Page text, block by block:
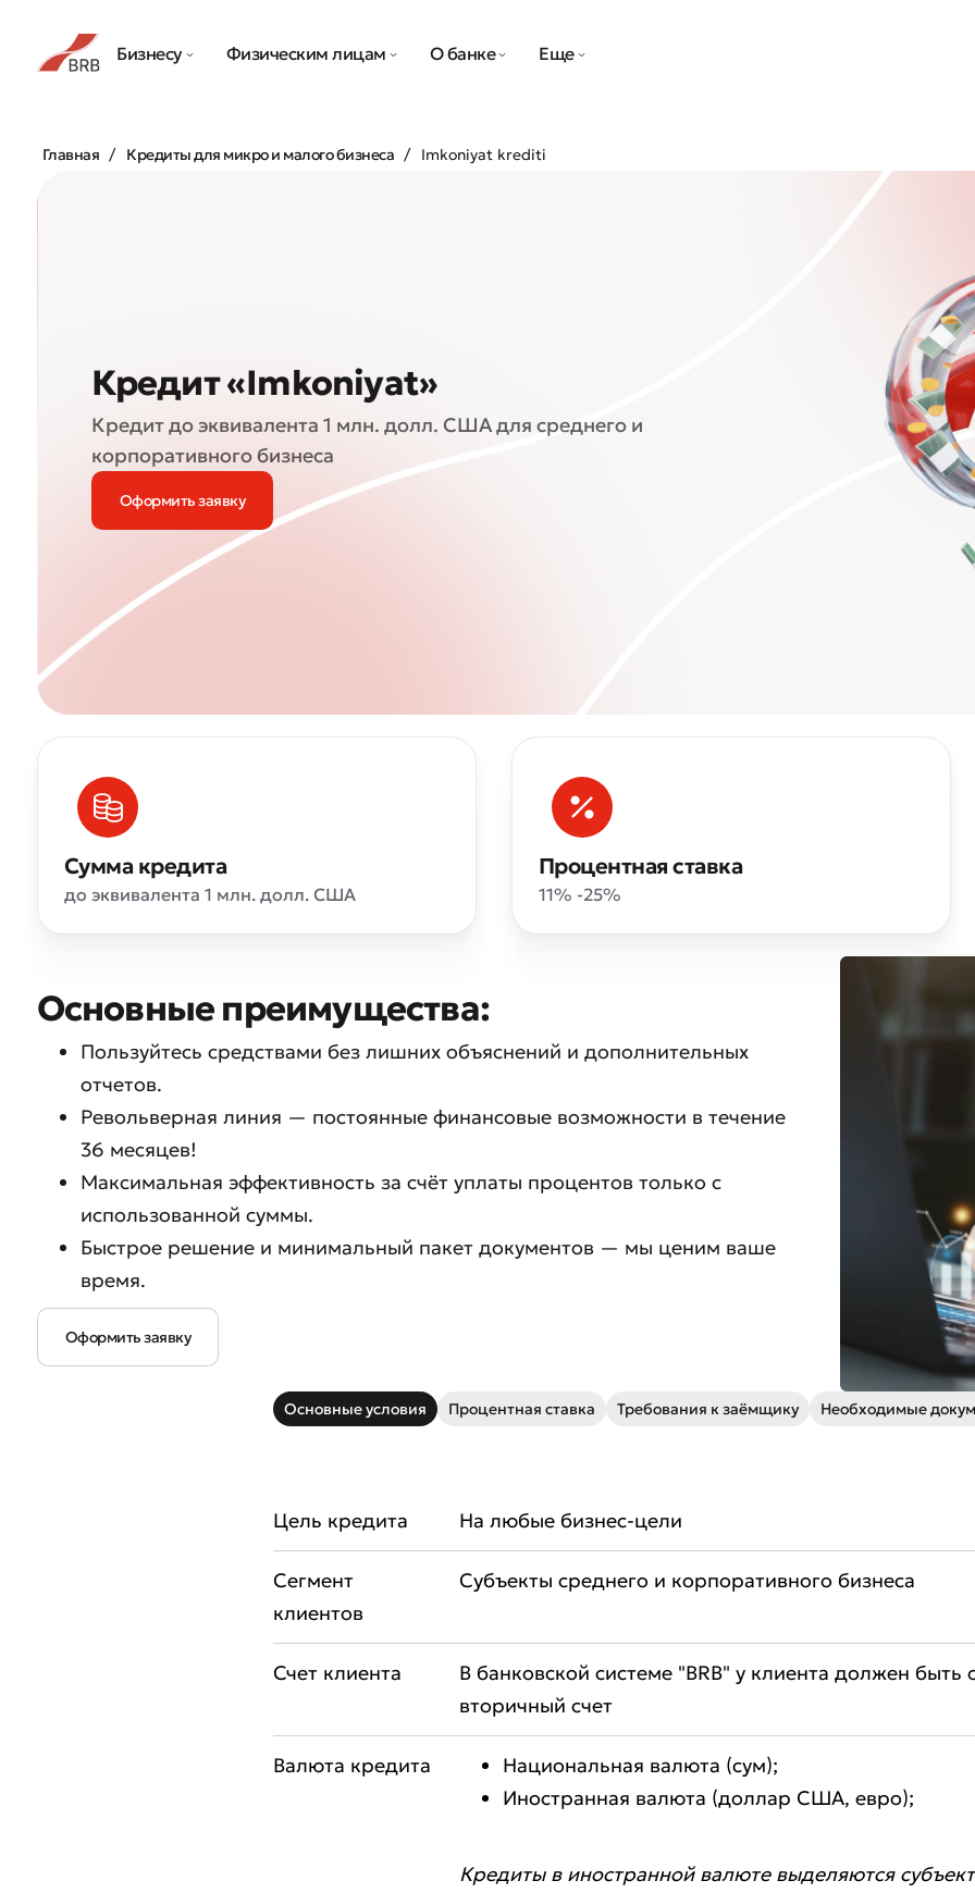
Бизнесу Физическим лицам О банке Еще
Главная Кредиты для микро и малого бизнеса Imkoniyat krediti
Кредит «Imkoniyat»
Кредит до эквивалента 1 млн. долл. США для среднего и
корпоративного бизнеса
Оформить заявку
Сумма кредита
до эквивалента 1 млн. долл. США
Процентная ставка
11% -25%
Основные преимущества:
Пользуйтесь средствами без лишних объяснений и дополнительных
отчетов.
Револьверная линия — постоянные финансовые возможности в течение
36 месяцев!
Максимальная эффективность за счёт уплаты процентов только с
использованной суммы.
Быстрое решение и минимальный пакет документов — мы ценим ваше
время.
Оформить заявку
Основные условия Процентная ставка Требования к заёмщику Необходимые
Цель кредита На любые бизнес-цели
Сегмент
клиентов
Субъекты среднего и корпоративного бизнеса
Счет клиента
В банковской системе "BRB" у клиента должен
вторичный счет
Валюта кредита
Национальная валюта (сум);
Иностранная валюта (доллар США, евро);
Кредиты в иностранной валюте выделяются